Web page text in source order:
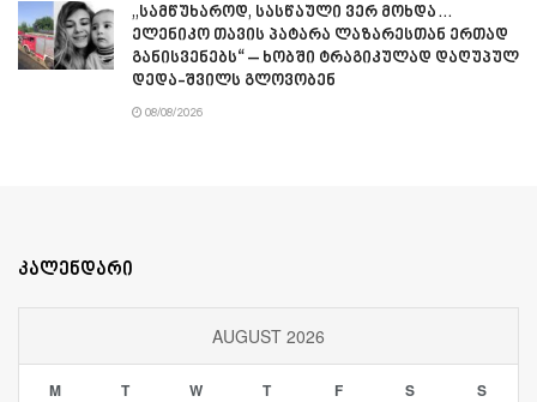
„სამწუხაროდ, სასწაული ვერ მოხდა…
ელენიკო თავის პატარა ლაზარესთან ერთად
განისვენებს“ – ხობში ტრაგიკულად დაღუპულ
დედა-შვილს გლოვობენ
08/08/2026
კალენდარი
AUGUST 2026
M T W T F S S